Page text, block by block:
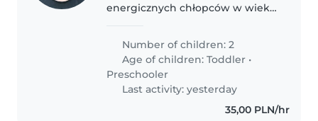
energicznych chłopców w wieku
Number of children: 2
Age of children:Toddler •
Preschooler
Last activity: yesterday
35,00 PLN/hr